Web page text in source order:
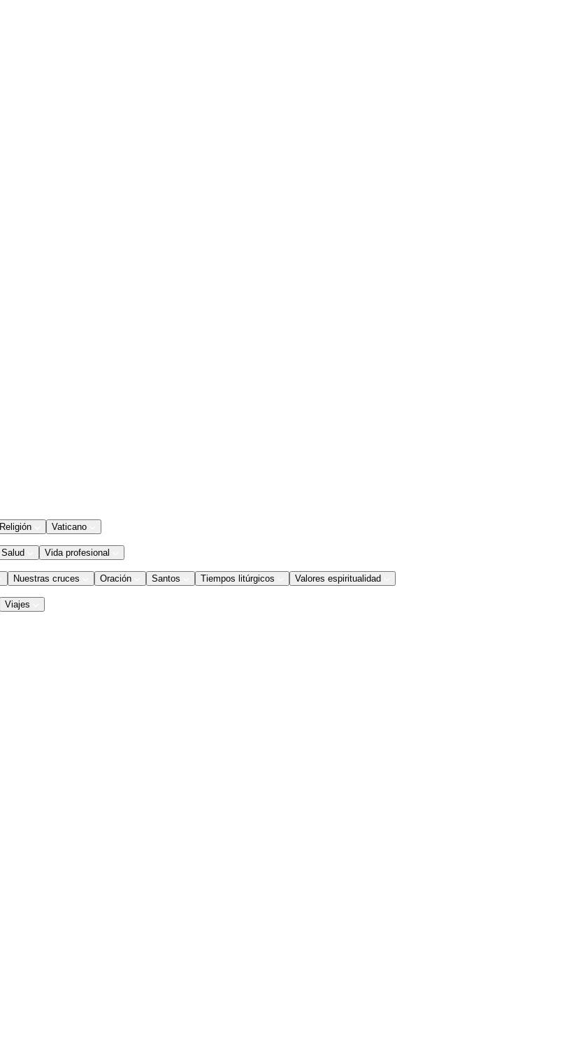
Religión Vaticano
Salud Vida profesional
Nuestras cruces Oración Santos Tiempos litúrgicos Valores espiritualidad
Viajes